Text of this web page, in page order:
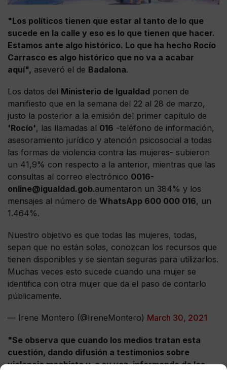
"Los políticos tienen que estar al tanto de lo que
sucede en la calle y eso es lo que tienen que hacer.
Estamos ante algo histórico. Lo que ha hecho Rocío
Carrasco es algo histórico que no va a acabar
aquí", aseveró el de Badalona.
Los datos del Ministerio de Igualdad ponen de
manifiesto que en la semana del 22 al 28 de marzo,
justo la posterior a la emisión del primer capítulo de
'Rocío', las llamadas al 016 -teléfono de información,
asesoramiento jurídico y atención psicosocial a todas
las formas de violencia contra las mujeres- subieron
un 41,9% con respecto a la anterior, mientras que las
consultas al correo electrónico 0016-
online@igualdad.gob.aumentaron un 384% y los
mensajes al número de WhatsApp 600 000 016, un
1.464%.
Nuestro objetivo es que todas las mujeres, todas,
sepan que no están solas, conozcan los recursos que
tienen disponibles y se sientan seguras para utilizarlos.
Muchas veces esto sucede cuando una mujer se
identifica con otra mujer que da el paso de contarlo
públicamente.
— Irene Montero (@IreneMontero) March 30, 2021
"Se observa que cuando los medios tratan esta
cuestión, dando difusión a testimonios sobre
violencia machista y, a su vez, informando de los